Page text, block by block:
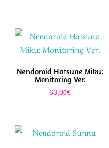
Nendoroid Hatsune Miku:
Monitoring Ver.
63,00€